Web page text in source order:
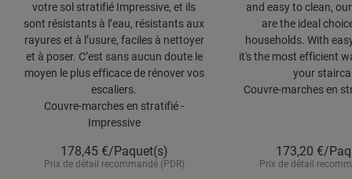
votre sol stratifié Impressive, et ils
sont résistants à l’eau, résistants aux
rayures et à l’usure, faciles à nettoyer
et à poser. C’est sans aucun doute le
moyen le plus efficace de rénover vos
escaliers.
Couvre-marches en stratifié -
Impressive
178,45 €/Paquet(s)
Prix de détail recommandé (PDR)
and easy to clean,
are the ideal
households. With
it's the most efficient
your
Couvre-marches en
173,20 €/
Prix de détail